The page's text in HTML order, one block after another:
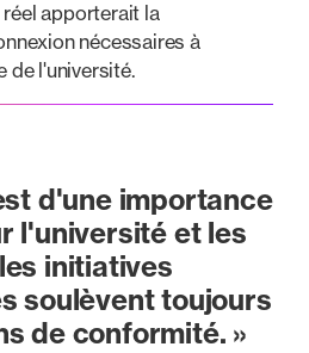
apporterait la
nécessaires à
de l'université.
d'une importance
l'université et les
initiatives
soulèvent toujours
de conformité. »